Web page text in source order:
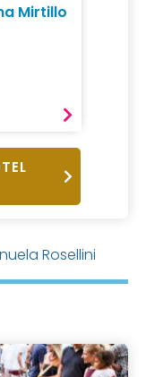
Mirtillo
Rosellini